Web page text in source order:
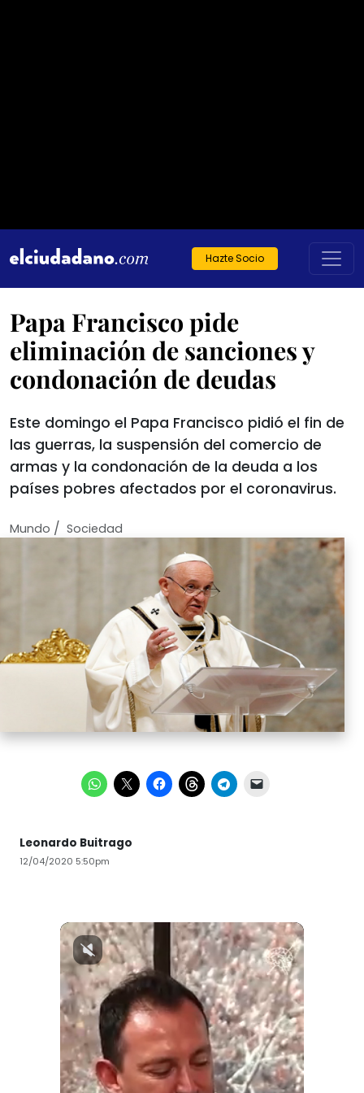
Hazte Socio
Papa Francisco pide
eliminación de sanciones y
condonación de deudas
Este domingo el Papa Francisco pidió el fin de
las guerras, la suspensión del comercio de
armas y la condonación de la deuda a los
países pobres afectados por el coronavirus.
Mundo / Sociedad
Leonardo Buitrago
12/04/2020 5:50pm